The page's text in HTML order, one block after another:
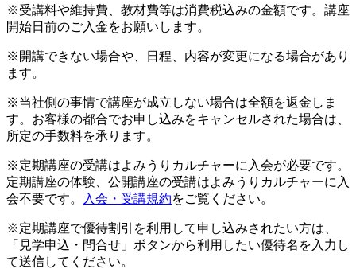
※受講料や維持費、教材費等は消費税込みの金額です。講座
開始日前のご入金をお願いします。
※開講できない場合や、日程、内容が変更になる場合があり
ます。
※当社側の事情で講座が成立しない場合は全額を返金しま
す。お客様の都合でお申し込みをキャンセルされた場合は、
所定の手数料を承ります。
※定期講座の受講はよみうりカルチャーに入会が必要です。
定期講座の体験、公開講座の受講はよみうりカルチャーに入
会不要です。
入会・受講規約をご覧ください。
※定期講座で優待割引を利用して申し込みされたい方は、
「見学申込・問合せ」ボタンから利用したい優待名を入力し
て送信してください。